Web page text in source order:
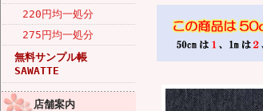
220円均一処分
275円均一処分
無料サンプル帳
SAWATTE
店舗案内